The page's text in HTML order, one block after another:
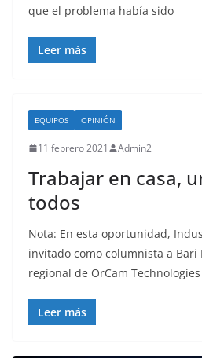
que el problema había sido
Leer más
EQUIPOS OPINIÓN
11 febrero 2021 Admin2
Trabajar en casa,
todos
Nota: En esta oportunidad,
invitado como columnista a
regional de OrCam
Leer más